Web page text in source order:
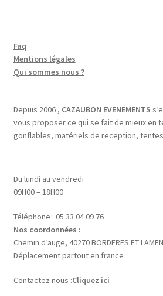
Faq
Mentions légales
Qui sommes nous ?
Depuis 2006 , CAZAUBON EVENEMENTS
vous proposer ce qui se fait de mieux en
gonflables, matériels de reception,
Du lundi au vendredi
09H00 – 18H00
Téléphone : 05 33 04 09 76
Nos coordonnées :
Chemin d’auge, 40270 BORDERES ET
Déplacement partout en france
Contactez nous :Cliquez ici